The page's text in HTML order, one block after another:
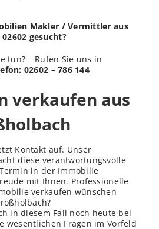
Makler / Vermittler aus
gesucht?
tun? – Rufen Sie uns in
02602 – 786 144
verkaufen aus
Kontakt auf. Unser
diese verantwortungsvolle
in der Immobilie
mit Ihnen. Professionelle
verkaufen wünschen
in diesem Fall noch heute bei
wesentlichen Fragen im Vorfeld